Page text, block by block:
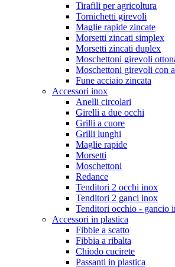
Tirafili per agricoltura
Tornichetti girevoli
Maglie rapide zincate
Morsetti zincati simplex
Morsetti zincati duplex
Moschettoni girevoli
Moschettoni girevoli con
Fune acciaio zincata
Accessori inox
Anelli circolari
Girelli a due occhi
Grilli a cuore
Grilli lunghi
Maglie rapide
Morsetti
Moschettoni
Redance
Tenditori 2 occhi inox
Tenditori 2 ganci inox
Tenditori occhio - gancio
Accessori in plastica
Fibbie a scatto
Fibbia a ribalta
Chiodo cucirete
Passanti in plastica